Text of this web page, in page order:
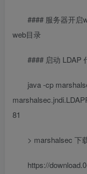
#### 服务器开启
web目录
#### 启动 LDAP
java -cp
81
> marshalsec 下
https://